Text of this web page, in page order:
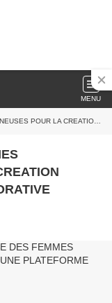
MENU
D’UNE PLATEFORME COLLABORATIVE